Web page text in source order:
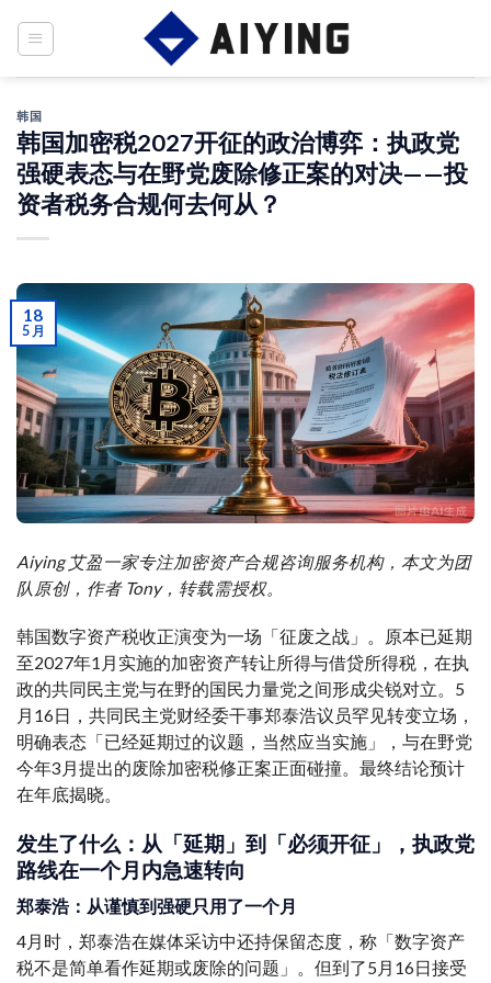
韩国
韩国加密税2027开征的政治博弈：执政党
强硬表态与在野党废除修正案的对决——投
资者税务合规何去何从？
18
5 月
Aiying 艾盈一家专注加密资产合规咨询服务机构，本文为团
队原创，作者 Tony，转载需授权。
韩国数字资产税收正演变为一场「征废之战」。原本已延期
至2027年1月实施的加密资产转让所得与借贷所得税，在执
政的共同民主党与在野的国民力量党之间形成尖锐对立。5
月16日，共同民主党财经委干事郑泰浩议员罕见转变立场，
明确表态「已经延期过的议题，当然应当实施」，与在野党
今年3月提出的废除加密税修正案正面碰撞。最终结论预计
在年底揭晓。
发生了什么：从「延期」到「必须开征」，执政党
路线在一个月内急速转向
郑泰浩：从谨慎到强硬只用了一个月
4月时，郑泰浩在媒体采访中还持保留态度，称「数字资产
税不是简单看作延期或废除的问题」。但到了5月16日接受